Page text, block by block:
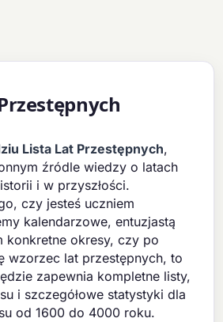
Lista Lat Przestępnych,
źródle wiedzy o latach
i w przyszłości.
czy jesteś uczniem
kalendarzowe, entuzjastą
konkretne okresy, czy po
wzorzec lat przestępnych, to
zapewnia kompletne listy,
i szczegółowe statystyki dla
od 1600 do 4000 roku.